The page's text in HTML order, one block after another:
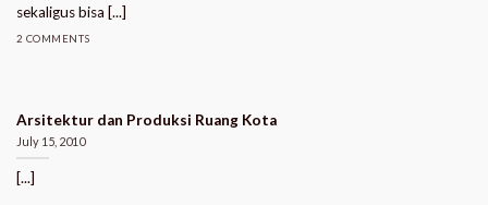
sekaligus bisa [...]
2 COMMENTS
Arsitektur dan Produksi Ruang Kota
July 15, 2010
[...]